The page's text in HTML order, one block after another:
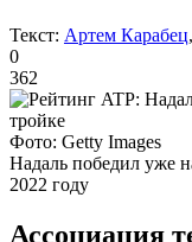
Текст: Артем Карабец
0
362
Фото: Getty Images
Надаль победил уже
2022 году
Ассоциация